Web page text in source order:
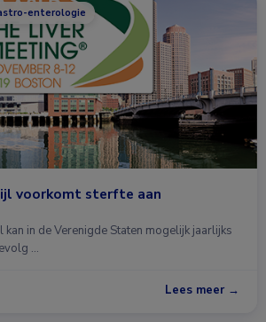
enterologie
voorkomt sterfte aan
kan in de Verenigde Staten mogelijk jaarlijks
…
Lees meer →